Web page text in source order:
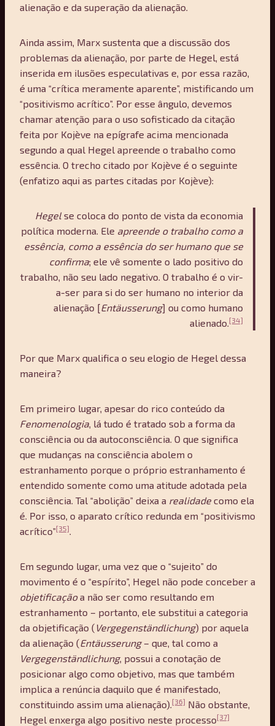
alienação e da superação da alienação.
Ainda assim, Marx sustenta que a discussão dos
problemas da alienação, por parte de Hegel, está
inserida em ilusões especulativas e, por essa razão,
é uma “crítica meramente aparente”, mistificando um
“positivismo acrítico”. Por esse ângulo, devemos
chamar atenção para o uso sofisticado da citação
feita por Kojève na epígrafe acima mencionada
segundo a qual Hegel apreende o trabalho como
essência. O trecho citado por Kojève é o seguinte
(enfatizo aqui as partes citadas por Kojève):
Hegelse coloca do ponto de vista da economia
política moderna. Ele apreende o trabalho como a
essência, como a essência do ser humano que se
confirma; ele vê somente o lado positivo do
trabalho, não seu lado negativo. O trabalho é o vir-
a-ser para si do ser humano no interior da
alienação [Entäusserung] ou como humano
alienado.[34]
Por que Marx qualifica o seu elogio de Hegel dessa
maneira?
Em primeiro lugar, apesar do rico conteúdo da
Fenomenologia, lá tudo é tratado sob a forma da
consciência ou da autoconsciência. O que significa
que mudanças na consciência abolem o
estranhamento porque o próprio estranhamento é
entendido somente como uma atitude adotada pela
consciência. Tal “abolição” deixa a realidadecomo ela
é. Por isso, o aparato crítico redunda em “positivismo
acrítico”[35].
Em segundo lugar, uma vez que o “sujeito” do
movimento é o “espírito”, Hegel não pode conceber a
objetificaçãoa não ser como resultando em
estranhamento – portanto, ele substitui a categoria
da objetificação ( Vergegenständlichung) por aquela
da alienação (Entäusserung– que, tal como a
Vergegenständlichung, possui a conotação de
posicionar algo como objetivo, mas que também
implica a renúncia daquilo que é manifestado,
constituindo assim uma alienação).[36] Não obstante,
Hegel enxerga algo positivo neste processo[37]